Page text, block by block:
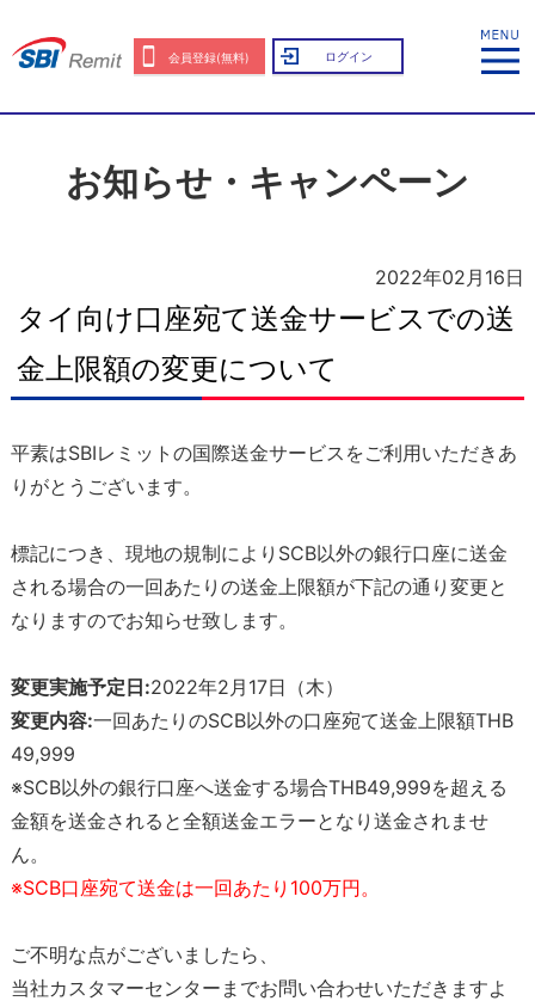
会員登録(無料) ログイン
お知らせ・キャンペーン
2022年02月16日
タイ向け口座宛て送金サービスでの送
金上限額の変更について
平素はSBIレミットの国際送金サービスをご利用いただきあ
りがとうございます。
標記につき、現地の規制によりSCB以外の銀行口座に送金
される場合の一回あたりの送金上限額が下記の通り変更と
なりますのでお知らせ致します。
変更実施予定日:2022年2月17日（木）
変更内容:一回あたりのSCB以外の口座宛て送金上限額THB
49,999
※SCB以外の銀行口座へ送金する場合THB49,999を超える
金額を送金されると全額送金エラーとなり送金されませ
ん。
※SCB口座宛て送金は一回あたり100万円。
ご不明な点がございましたら、
当社カスタマーセンターまでお問い合わせいただきますよ